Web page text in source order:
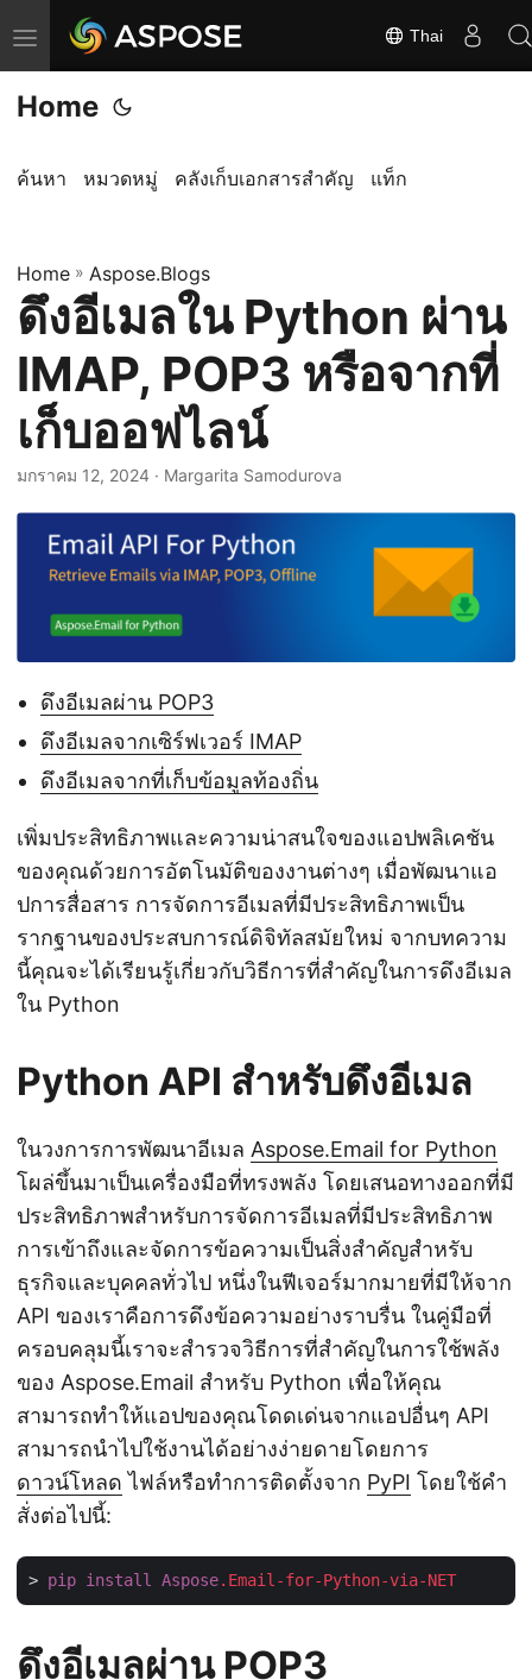
ส
ลั
บ
า
ท
า
ง
Thai
Home
ค้นหา หมวดหมู่ คลังเก็บเอกสารสำคัญ แท็ก
Home » Aspose.Blogs
ดึงอีเมลใน Python ผ่าน
IMAP, POP3 หรือจากที่
เก็บออฟไลน์
มกราคม 12, 2024 · Margarita Samodurova
ดึงอีเมลผ่าน POP3
ดึงอีเมลจากเซิร์ฟเวอร์ IMAP
ดึงอีเมลจากที่เก็บข้อมูลท้องถิ่น
เพิ่มประสิทธิภาพและความน่าสนใจของแอปพลิเคชัน
ของคุณด้วยการอัตโนมัติของงานต่างๆ เมื่อพัฒนาแอ
ปการสื่อสาร การจัดการอีเมลที่มีประสิทธิภาพเป็น
รากฐานของประสบการณ์ดิจิทัลสมัยใหม่ จากบทความ
นี้คุณจะได้เรียนรู้เกี่ยวกับวิธีการที่สำคัญในการดึงอีเมล
ใน Python
Python API สำหรับดึงอีเมล
ในวงการการพัฒนาอีเมล Aspose.Email for Python
โผล่ขึ้นมาเป็นเครื่องมือที่ทรงพลัง โดยเสนอทางออกที่มี
ประสิทธิภาพสำหรับการจัดการอีเมลที่มีประสิทธิภาพ
การเข้าถึงและจัดการข้อความเป็นสิ่งสำคัญสำหรับ
ธุรกิจและบุคคลทั่วไป หนึ่งในฟีเจอร์มากมายที่มีให้จาก
API ของเราคือการดึงข้อความอย่างราบรื่น ในคู่มือที่
ครอบคลุมนี้เราจะสำรวจวิธีการที่สำคัญในการใช้พลัง
ของ Aspose.Email สำหรับ Python เพื่อให้คุณ
สามารถทำให้แอปของคุณโดดเด่นจากแอปอื่นๆ API
สามารถนำไปใช้งานได้อย่างง่ายดายโดยการ
ดาวน์โหลด ไฟล์หรือทำการติดตั้งจาก PyPI โดยใช้คำ
สั่งต่อไปนี้:
> pip install Aspose.Email-for-Python-via-NET
ดึงอีเมลผ่าน POP3